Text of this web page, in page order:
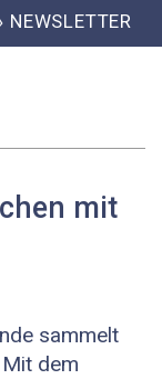
NEWSLETTER
mit
sammelt
dem